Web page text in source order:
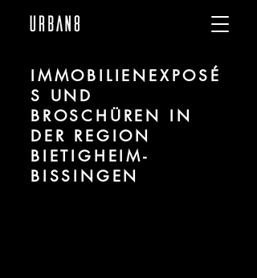
IMMOBILIENEXPOSÉ
S UND
BROSCHÜREN IN
DER REGION
BIETIGHEIM-
BISSINGEN